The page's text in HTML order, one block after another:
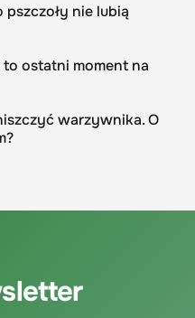
nie lubią
ostatni moment na
warzywnika. O